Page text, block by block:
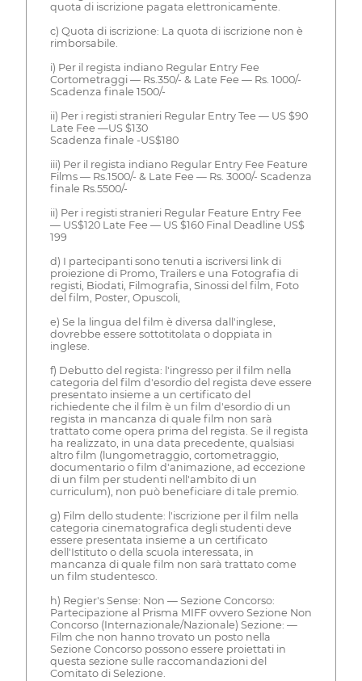
quota di iscrizione pagata elettronicamente.
c) Quota di iscrizione: La quota di iscrizione non è
rimborsabile.
i) Per il regista indiano Regular Entry Fee
Cortometraggi — Rs.350/- & Late Fee — Rs. 1000/-
Scadenza finale 1500/-
ii) Per i registi stranieri Regular Entry Tee — US $90
Late Fee —US $130
Scadenza finale -US$180
iii) Per il regista indiano Regular Entry Fee Feature
Films — Rs.1500/- & Late Fee — Rs. 3000/- Scadenza
finale Rs.5500/-
ii) Per i registi stranieri Regular Feature Entry Fee
— US$120 Late Fee — US $160 Final Deadline US$
199
d) I partecipanti sono tenuti a iscriversi link di
proiezione di Promo, Trailers e una Fotografia di
registi, Biodati, Filmografia, Sinossi del film, Foto
del film, Poster, Opuscoli,
e) Se la lingua del film è diversa dall'inglese,
dovrebbe essere sottotitolata o doppiata in
inglese.
f) Debutto del regista: l'ingresso per il film nella
categoria del film d'esordio del regista deve essere
presentato insieme a un certificato del
richiedente che il film è un film d'esordio di un
regista in mancanza di quale film non sarà
trattato come opera prima del regista. Se il regista
ha realizzato, in una data precedente, qualsiasi
altro film (lungometraggio, cortometraggio,
documentario o film d'animazione, ad eccezione
di un film per studenti nell'ambito di un
curriculum), non può beneficiare di tale premio.
g) Film dello studente: l'iscrizione per il film nella
categoria cinematografica degli studenti deve
essere presentata insieme a un certificato
dell'Istituto o della scuola interessata, in
mancanza di quale film non sarà trattato come
un film studentesco.
h) Regier's Sense: Non — Sezione Concorso:
Partecipazione al Prisma MIFF ovvero Sezione Non
Concorso (Internazionale/Nazionale) Sezione: —
Film che non hanno trovato un posto nella
Sezione Concorso possono essere proiettati in
questa sezione sulle raccomandazioni del
Comitato di Selezione.